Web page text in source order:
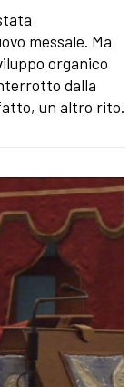
messale. Ma
organico
dalla
un altro rito.